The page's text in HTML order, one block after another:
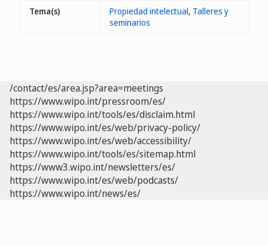
Tema(s) Propiedad intelectual, Talleres y
seminarios
/contact/es/area.jsp?area=meetings
https://www.wipo.int/pressroom/es/
https://www.wipo.int/tools/es/disclaim.html
https://www.wipo.int/es/web/privacy-policy/
https://www.wipo.int/es/web/accessibility/
https://www.wipo.int/tools/es/sitemap.html
https://www3.wipo.int/newsletters/es/
https://www.wipo.int/es/web/podcasts/
https://www.wipo.int/news/es/